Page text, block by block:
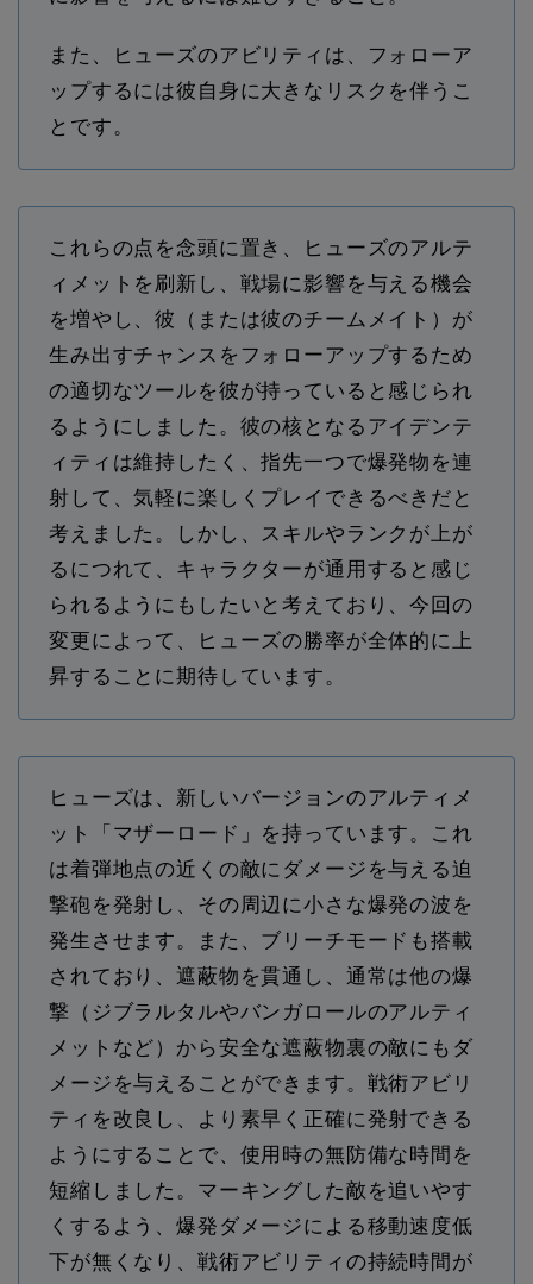
また、ヒューズのアビリティは、フォローア
ップするには彼自身に大きなリスクを伴うこ
とです。
これらの点を念頭に置き、ヒューズのアルテ
ィメットを刷新し、戦場に影響を与える機会
を増やし、彼（または彼のチームメイト）が
生み出すチャンスをフォローアップするため
の適切なツールを彼が持っていると感じられ
るようにしました。彼の核となるアイデンテ
ィティは維持したく、指先一つで爆発物を連
射して、気軽に楽しくプレイできるべきだと
考えました。しかし、スキルやランクが上が
るにつれて、キャラクターが通用すると感じ
られるようにもしたいと考えており、今回の
変更によって、ヒューズの勝率が全体的に上
昇することに期待しています。
ヒューズは、新しいバージョンのアルティメ
ット「マザーロード」を持っています。これ
は着弾地点の近くの敵にダメージを与える迫
撃砲を発射し、その周辺に小さな爆発の波を
発生させます。また、ブリーチモードも搭載
されており、遮蔽物を貫通し、通常は他の爆
撃（ジブラルタルやバンガロールのアルティ
メットなど）から安全な遮蔽物裏の敵にもダ
メージを与えることができます。戦術アビリ
ティを改良し、より素早く正確に発射できる
ようにすることで、使用時の無防備な時間を
短縮しました。マーキングした敵を追いやす
くするよう、爆発ダメージによる移動速度低
下が無くなり、戦術アビリティの持続時間が